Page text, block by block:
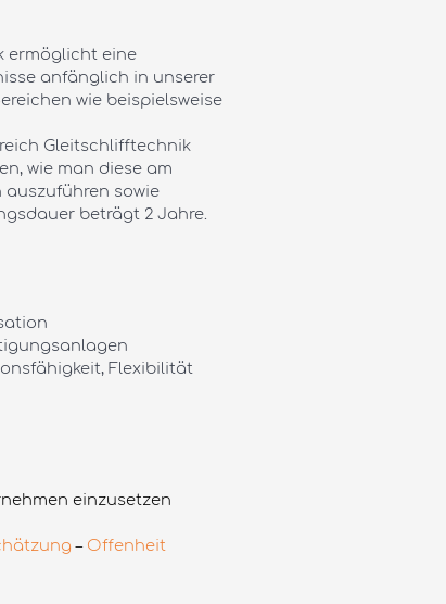
ermöglicht eine
anfänglich in unserer
wie beispielsweise
Gleitschlifftechnik
wie man diese am
auszuführen sowie
beträgt 2 Jahre.
Flexibilität
einzusetzen
– Offenheit